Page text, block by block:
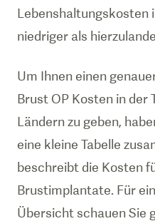
Lebenshaltungskosten
niedriger als
Um Ihnen einen
Brust OP Kosten in der
Ländern zu geben,
eine kleine Tabelle
beschreibt die Kosten
Brustimplantate. Für
Übersicht schauen Sie